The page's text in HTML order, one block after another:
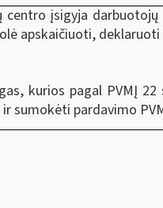
įsigyja
apskaičiuoti,
kurios pagal PVMĮ
sumokėti pardavimo